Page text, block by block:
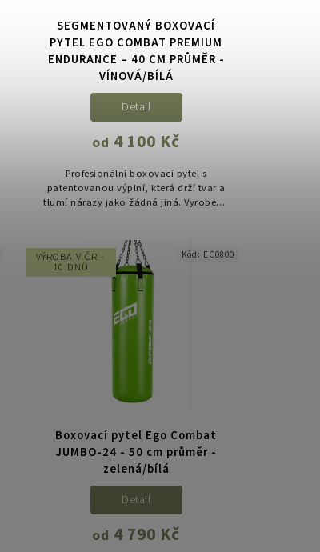
SEGMENTOVANÝ BOXOVACÍ
PYTEL EGO COMBAT PREMIUM
ENDURANCE – 40 CM PRŮMĚR -
VÍNOVÁ/BÍLÁ
od 4 100 Kč
Detail
Profesionální boxovací pytel s
patentovanou výplní, která drží tvar a
tlumí nárazy jako žádná jiná. Vyrobeno
VÝROBA V ČR -
10 DNŮ
Boxovací pytel Ego Combat
JUMBO-24 - 50 cm průměr -
zelená/bílá
od 4 790 Kč
Detail
Kód: EC0800